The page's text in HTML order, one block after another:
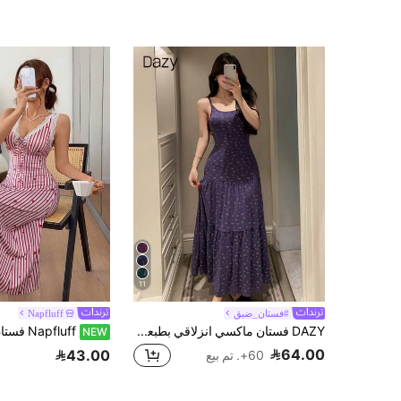
11
#فستان_ضيق
DAZY فستان ماكسي انزلاقي بطبعة زهور صغيرة بأسلوب العطلات للنساء ملابس نوم
64.00 60+. تم بيع
Napfluff
NEW
43.00